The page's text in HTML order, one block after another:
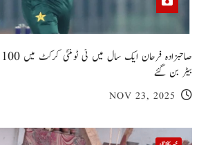
بیٹر بن گئے
NOV 23, 2025